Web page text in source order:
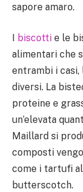
sapore amaro.
biscotti e le
alimentari che
entrambi i casi,
diversi. La
proteine e
un’elevata
Maillard si
composti
come i tartufi
butterscotch.